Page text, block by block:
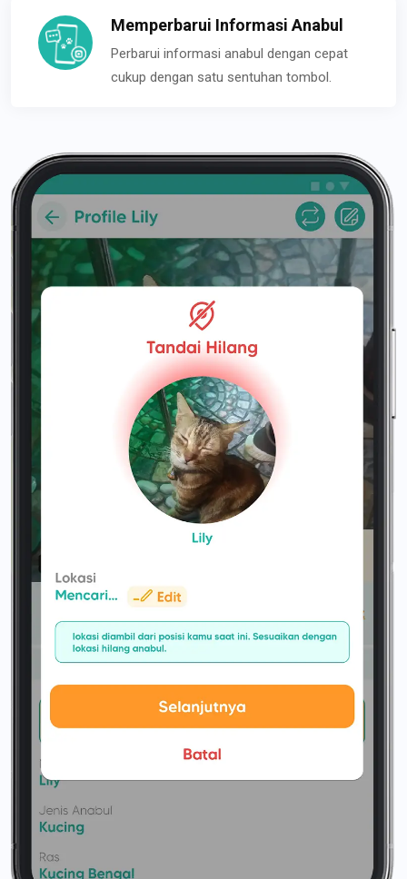
Memperbarui Informasi Anabul
Perbarui informasi anabul dengan cepat
cukup dengan satu sentuhan tombol.